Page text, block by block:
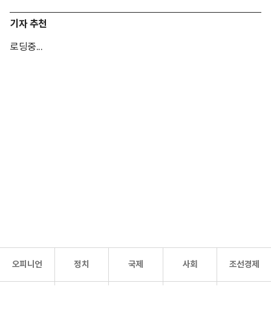
기자 추천
로딩중...
오피니언 정치 국제 사회 조선경제